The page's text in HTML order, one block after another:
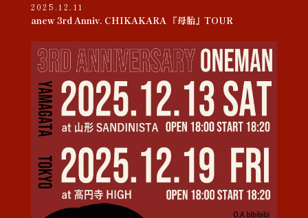
2025.12.11
anew 3rd Anniv. CHIKAKARA 『母胎』TOUR